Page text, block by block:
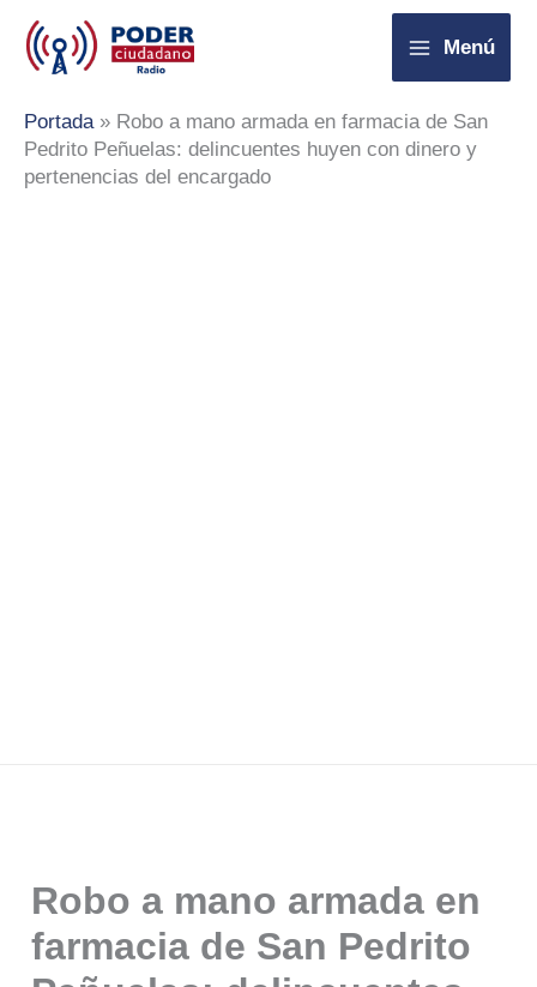
contenido
Menú
Portada» Robo a mano armada en farmacia de San
Pedrito Peñuelas: delincuentes huyen con dinero y
pertenencias del encargado
Robo a mano armada en
farmacia de San Pedrito